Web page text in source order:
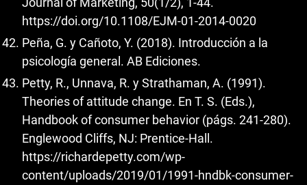
https://doi.org/10.1108/EJM-01-2014-0020
Peña, G. y Cañoto, Y. (2018). Introducción a la
psicología general. AB Ediciones.
Petty, R., Unnava, R. y Strathaman, A. (1991).
Theories of attitude change. En T. S. (Eds.),
Handbook of consumer behavior (págs. 241-280).
Englewood Cliffs, NJ: Prentice-Hall.
https://richardepetty.com/wp-
content/uploads/2019/01/1991-hndbk-consumer-